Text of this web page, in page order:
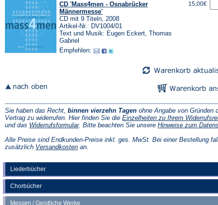
Liederbücher
Chorbücher
Messen / Geistliche Werke
CD 'Mass4men - Osnabrücker
Männermesse'
CD mit 9 Titeln, 2008
Artikel-Nr.: DV1004/01
Text und Musik: Eugen Eckert, Thomas
Gabriel
Empfehlen:
15,00€
Sie haben das Recht, binnen vierzehn Tagen ohne Angabe von Gründen
Vertrag zu widerrufen. Hier finden Sie die Einzelheiten zu Ihrem
und das Widerrufsformular(Öffnet
einem
neuen
. Bitte beachten Sie unsere Hinweise zum
Alle Preise sind Endkunden-Preise inkl. ges. MwSt. Bei einer Bestellung
zusätzlich Versandkosten(Öffnet
an.